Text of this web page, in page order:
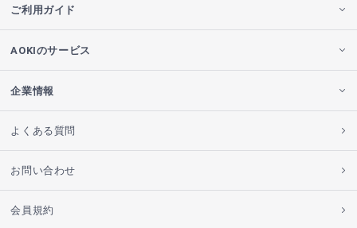
ご利用ガイド
AOKIのサービス
企業情報
よくある質問
お問い合わせ
会員規約